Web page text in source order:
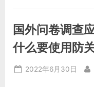
践：
何
批
量
管
理
账
号”
国外问卷调查
什么要使用防
Posted
2022年6月30日